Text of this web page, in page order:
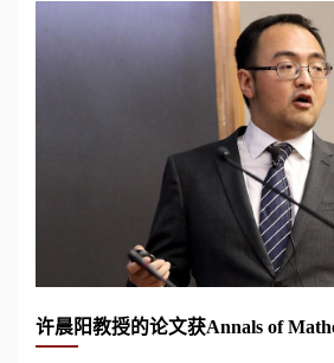
许晨阳教授的论文获Annals of